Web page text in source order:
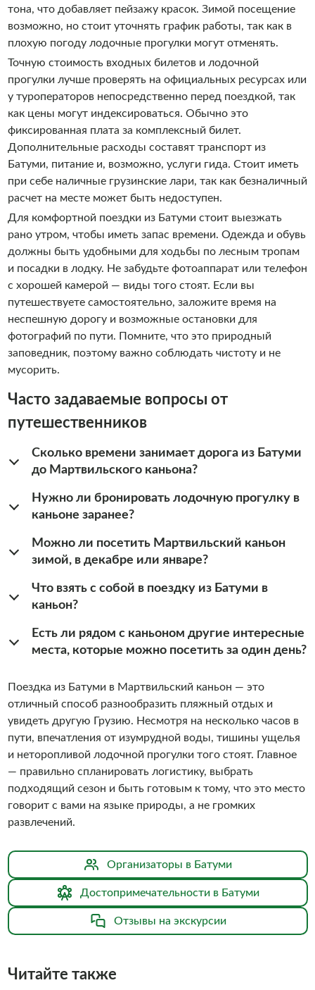
тона, что добавляет пейзажу красок. Зимой посещение
возможно, но стоит уточнять график работы, так как в
плохую погоду лодочные прогулки могут отменять.
Точную стоимость входных билетов и лодочной
прогулки лучше проверять на официальных ресурсах или
у туроператоров непосредственно перед поездкой, так
как цены могут индексироваться. Обычно это
фиксированная плата за комплексный билет.
Дополнительные расходы составят транспорт из
Батуми, питание и, возможно, услуги гида. Стоит иметь
при себе наличные грузинские лари, так как безналичный
расчет на месте может быть недоступен.
Для комфортной поездки из Батуми стоит выезжать
рано утром, чтобы иметь запас времени. Одежда и обувь
должны быть удобными для ходьбы по лесным тропам
и посадки в лодку. Не забудьте фотоаппарат или телефон
с хорошей камерой — виды того стоят. Если вы
путешествуете самостоятельно, заложите время на
неспешную дорогу и возможные остановки для
фотографий по пути. Помните, что это природный
заповедник, поэтому важно соблюдать чистоту и не
мусорить.
Часто задаваемые вопросы от
путешественников
Сколько времени занимает дорога из Батуми
до Мартвильского каньона?
Нужно ли бронировать лодочную прогулку в
каньоне заранее?
Можно ли посетить Мартвильский каньон
зимой, в декабре или январе?
Что взять с собой в поездку из Батуми в
каньон?
Есть ли рядом с каньоном другие интересные
места, которые можно посетить за один день?
Поездка из Батуми в Мартвильский каньон — это
отличный способ разнообразить пляжный отдых и
увидеть другую Грузию. Несмотря на несколько часов в
пути, впечатления от изумрудной воды, тишины ущелья
и неторопливой лодочной прогулки того стоят. Главное
— правильно спланировать логистику, выбрать
подходящий сезон и быть готовым к тому, что это место
говорит с вами на языке природы, а не громких
развлечений.
Организаторы в Батуми
Достопримечательности в Батуми
Отзывы на экскурсии
Читайте также